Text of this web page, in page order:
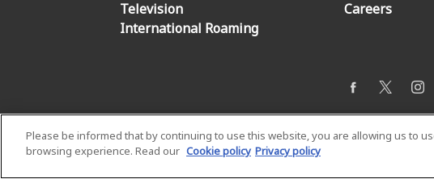
Television
International Roaming
Careers
Please be informed that by continuing to use this website, you are allowing us to
browsing experience. Read our Cookie policy Privacy policy